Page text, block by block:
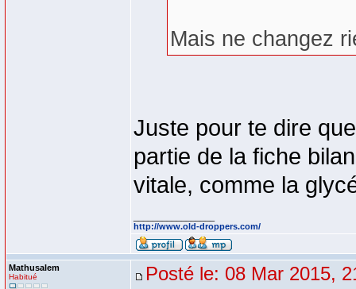
Mais ne changez
Juste pour te dire
partie de la fiche
vitale, comme la
http://www.old-droppers.com/
Mathusalem
Habitué Posté le: 08 Mar 2015,